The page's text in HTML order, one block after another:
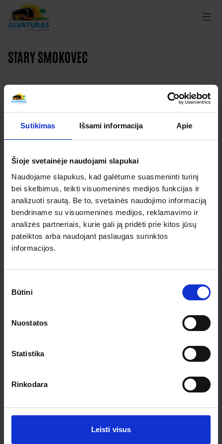
Sutikimas Išsami informacija Apie
Šioje svetainėje naudojami slapukai
Naudojame slapukus, kad galėtume suasmeninti turinį
bei skelbimus, teikti visuomeninės medijos funkcijas ir
analizuoti srautą. Be to, svetainės naudojimo informaciją
bendriname su visuomeninės medijos, reklamavimo ir
analizės partneriais, kurie gali ją pridėti prie kitos jūsų
pateiktos arba naudojant paslaugas surinktos
informacijos.
pasirinkimas
Būtini
Nuostatos
Statistika
Rinkodara
Leisti visus
STARY SMOKOVEC
Kelionės
Apie organizatorių
Apie mus
Kontaktai
Pagalba ir informacija
Išvykimo laikai
Dovanų kuponai
Kelionės sutartis
Pinigų grąžinimas
Užsisakykite prenumeratą ir gaukite geriausius pasiūlymus.